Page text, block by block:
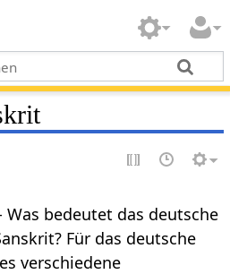
Was bedeutet das deutsche
Für das deutsche
verschiedene